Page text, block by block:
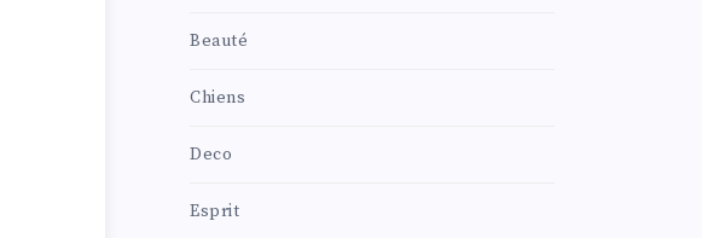
Beauté
Chiens
Deco
Esprit